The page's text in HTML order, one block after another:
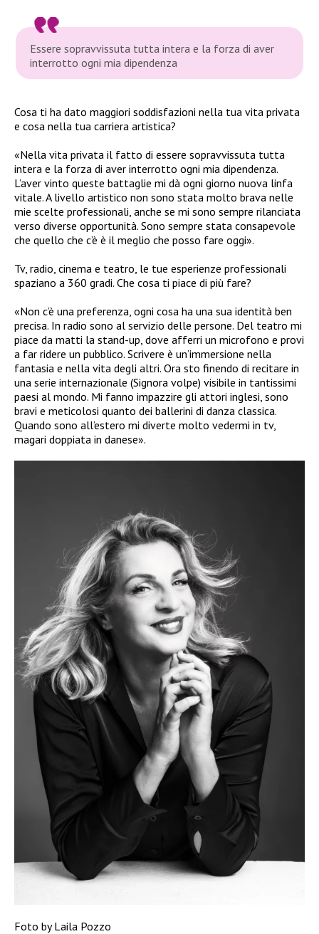
Essere sopravvissuta tutta intera e la forza di aver
interrotto ogni mia dipendenza
Cosa ti ha dato maggiori soddisfazioni nella tua vita privata
e cosa nella tua carriera artistica?
«Nella vita privata il fatto di essere sopravvissuta tutta
intera e la forza di aver interrotto ogni mia dipendenza.
L’aver vinto queste battaglie mi dà ogni giorno nuova linfa
vitale. A livello artistico non sono stata molto brava nelle
mie scelte professionali, anche se mi sono sempre rilanciata
verso diverse opportunità. Sono sempre stata consapevole
che quello che c’è è il meglio che posso fare oggi».
Tv, radio, cinema e teatro, le tue esperienze professionali
spaziano a 360 gradi. Che cosa ti piace di più fare?
«Non c’è una preferenza, ogni cosa ha una sua identità ben
precisa. In radio sono al servizio delle persone. Del teatro mi
piace da matti la stand-up, dove afferri un microfono e provi
a far ridere un pubblico. Scrivere è un’immersione nella
fantasia e nella vita degli altri. Ora sto finendo di recitare in
una serie internazionale (Signora volpe) visibile in tantissimi
paesi al mondo. Mi fanno impazzire gli attori inglesi, sono
bravi e meticolosi quanto dei ballerini di danza classica.
Quando sono all’estero mi diverte molto vedermi in tv,
magari doppiata in danese».
Foto by Laila Pozzo